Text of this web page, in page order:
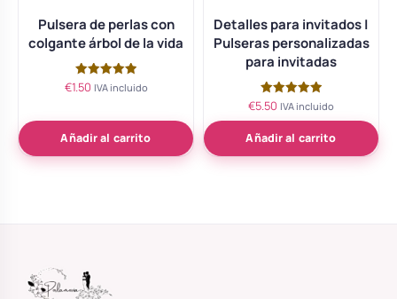
Pulsera de perlas con
colgante árbol de la vida
Valorado
€1.50 IVA incluido
Añadir al carrito
Detalles para invitados |
Pulseras personalizadas
para invitadas
Valorado
de 5
€5.50 IVA incluido
Añadir al carrito